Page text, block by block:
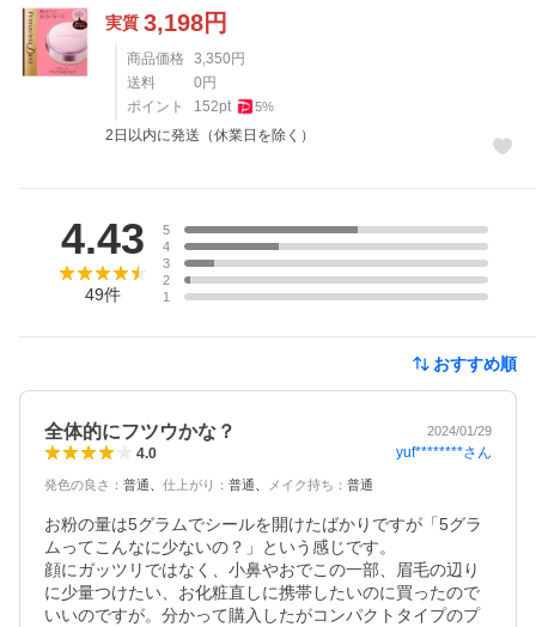
実質 3,198円
商品価格 3,350 円
送料
0 円
ポイント
152pt 5%
2日以内に発送（休業日を除く）
4.43
49件
5
4
3
2
1
おすすめ順
全体的にフツウかな？ 2024/01/29
4.0 yuf********さん
発色の良さ ： 普通 仕上がり ： 普通 メイク持ち ： 普通
お粉の量は5グラムでシールを開けたばかりですが「5グラ
ムってこんなに少ないの？」という感じです。
顔にガッツリではなく、小鼻やおでこの一部、眉毛の辺り
に少量つけたい、お化粧直しに携帯したいのに買ったので
いいのですが。分かって購入したがコンパクトタイプのプ